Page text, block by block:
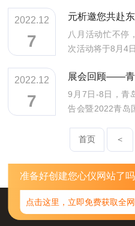
2022.12
7
元析邀您共赴
八月活动忙不停
次活动将于8月4
为科学仪器及解
品参展。其中，
5号，大连、长春
2022.12
7
9月7日-8日，青
告会暨2022青岛
不仅带来了品牌
的的分析测试方
岛大学原校长夏
副秘书长张渝英
会工作介绍的报
建华、市民管局
首页 ＜
准备好创建您心仪网站了
点击这里，立即免费获取全